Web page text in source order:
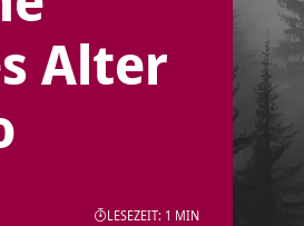
Alter
LESEZEIT: 1 MIN